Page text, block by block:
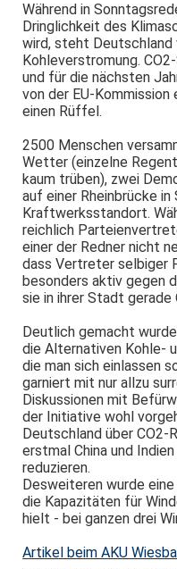
Während in
Dringlichkeit des
wird, steht Deutschland
Kohleverstromung.
und für die nächsten
von der EU-
einen Rüffel.
2500 Menschen
Wetter (einzelne
kaum trüben), zwei
auf einer Rheinbrücke
Kraftwerksstandort.
reichlich
einer der Redner nicht
dass Vertreter selbiger
besonders aktiv gegen
sie in ihrer Stadt
Deutlich gemacht
die Alternativen Kohle-
die man sich einlassen
garniert mit nur allzu
Diskussionen mit
der Initiative wohl
Deutschland über
erstmal China und
reduzieren.
Desweiteren wurde
die Kapazitäten für
hielt - bei ganzen drei
Artikel beim AKU